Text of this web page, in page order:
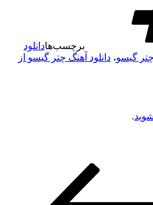
برچسب‌هادانلود
گیسو،دانلود آهنگ چتر گیسو از
.